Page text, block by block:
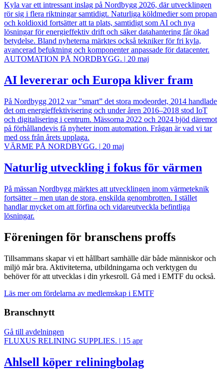
Kyla var ett intressant inslag på Nordbygg 2026, där utvecklingen
rör sig i flera riktningar samtidigt. Naturliga köldmedier som propan
och koldioxid fortsätter att ta plats, samtidigt som AI och nya
lösningar för energieffektiv drift och säker datahantering får ökad
betydelse. Bland nyheterna märktes också tekniker för fri kyla,
avancerad befuktning och komponenter anpassade för datacenter.
AUTOMATION PÅ NORDBYGG. | 20 maj
AI levererar och Europa kliver fram
På Nordbygg 2012 var ”smart” det stora modeordet, 2014 handlade
det om energieffektivisering och under åren 2016–2018 stod IoT
och digitalisering i centrum. Mässorna 2022 och 2024 bjöd däremot
på förhållandevis få nyheter inom automation. Frågan är vad vi tar
med oss från årets upplaga.
VÄRME PÅ NORDBYGG. | 20 maj
Naturlig utveckling i fokus för värmen
På mässan Nordbygg märktes att utvecklingen inom värmeteknik
fortsätter – men utan de stora, enskilda genombrotten. I stället
handlar mycket om att förfina och vidareutveckla befintliga
lösningar.
Föreningen för branschens proffs
Tillsammans skapar vi ett hållbart samhälle där både människor och
miljö mår bra. Aktiviteterna, utbildningarna och verktygen du
behöver för att utvecklas i din yrkesroll. Gå med i EMTF du också.
Läs mer om fördelarna av medlemskap i EMTF
Branschnytt
Gå till avdelningen
FLUXUS RELINING SUPPLIES. | 15 apr
Ahlsell köper reliningbolag